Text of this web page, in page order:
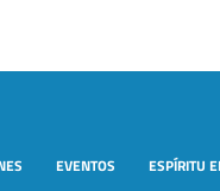
EVENTOS ESPÍRITU